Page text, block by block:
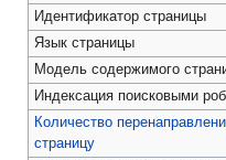
Идентификатор страницы
Язык страницы
Модель содержимого
Индексация поисковыми
Количество
страницу